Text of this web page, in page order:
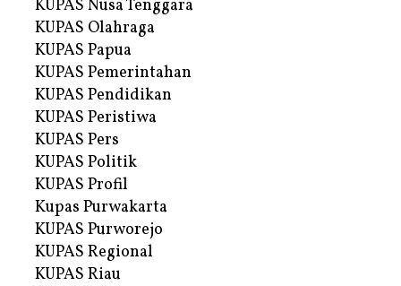
KUPAS Nusa Tenggara
KUPAS Olahraga
KUPAS Papua
KUPAS Pemerintahan
KUPAS Pendidikan
KUPAS Peristiwa
KUPAS Pers
KUPAS Politik
KUPAS Profil
Kupas Purwakarta
KUPAS Purworejo
KUPAS Regional
KUPAS Riau